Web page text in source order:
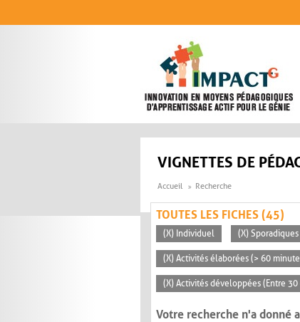
VIGNETTES DE
Accueil Recherche
TOUTES LES FICHES (45)
(X) Individuel (X) Sporadiques
(X) Activités élaborées (> 60
(X) Activités développées (Entre
Votre recherche n'a donné